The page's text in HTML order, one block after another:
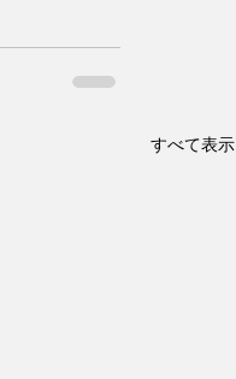
すべて表示